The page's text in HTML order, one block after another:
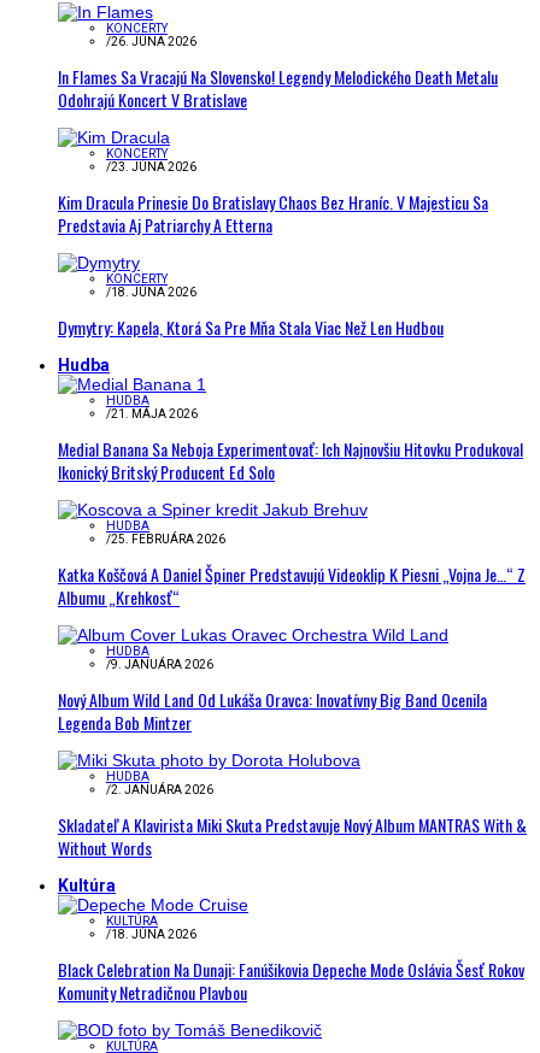
KONCERTY
/26. JÚNA 2026
In Flames Sa Vracajú Na Slovensko! Legendy Melodického Death Metalu
Odohrajú Koncert V Bratislave
KONCERTY
/23. JÚNA 2026
Kim Dracula Prinesie Do Bratislavy Chaos Bez Hraníc. V Majesticu Sa
Predstavia Aj Patriarchy A Etterna
KONCERTY
/18. JÚNA 2026
Dymytry: Kapela, Ktorá Sa Pre Mňa Stala Viac Než Len Hudbou
Hudba
HUDBA
/21. MÁJA 2026
Medial Banana Sa Neboja Experimentovať: Ich Najnovšiu Hitovku Produkoval
Ikonický Britský Producent Ed Solo
HUDBA
/25. FEBRUÁRA 2026
Katka Koščová A Daniel Špiner Predstavujú Videoklip K Piesni „Vojna Je…“ Z
Albumu „Krehkosť“
HUDBA
/9. JANUÁRA 2026
Nový Album Wild Land Od Lukáša Oravca: Inovatívny Big Band Ocenila
Legenda Bob Mintzer
HUDBA
/2. JANUÁRA 2026
Skladateľ A Klavirista Miki Skuta Predstavuje Nový Album MANTRAS With &
Without Words
Kultúra
KULTÚRA
/18. JÚNA 2026
Black Celebration Na Dunaji: Fanúšikovia Depeche Mode Oslávia Šesť Rokov
Komunity Netradičnou Plavbou
KULTÚRA